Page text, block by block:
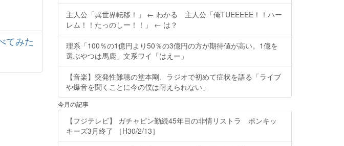
てみた
主人公「異世界転移！」 ← わかる 主人公「俺TUEEEEE！！ハー
レム！！たっのしー！！」 ← は？
理系「100％の1億円より50％の3億円の方が期待値が高い。1億を
選ぶやつは馬鹿」文系ワイ「はえー」
【音楽】突発性難聴の堂本剛、ラジオで初めて症状を語る「ライブ
や爆音を聞くことに今の僕は耐えられない」
今月の記事
【フジテレビ】 ガチャピン勤続45年目の非情リストラ ポンキッ
キーズ3月終了 ［H30/2/13］